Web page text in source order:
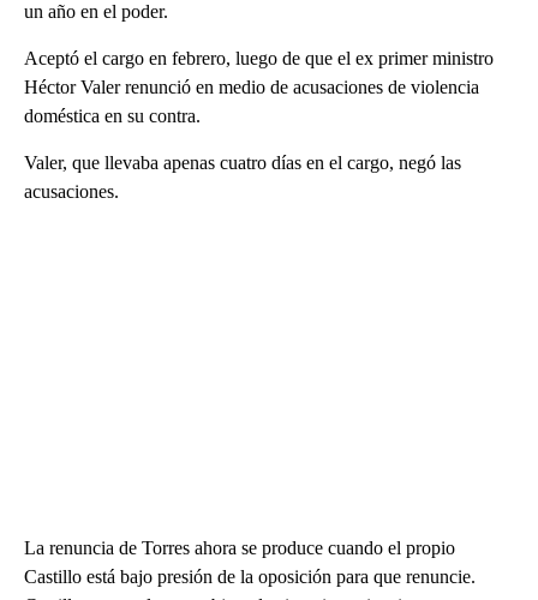
un año en el poder.
Aceptó el cargo en febrero, luego de que el ex primer ministro
Héctor Valer renunció en medio de acusaciones de violencia
doméstica en su contra.
Valer, que llevaba apenas cuatro días en el cargo, negó las
acusaciones.
La renuncia de Torres ahora se produce cuando el propio
Castillo está bajo presión de la oposición para que renuncie.